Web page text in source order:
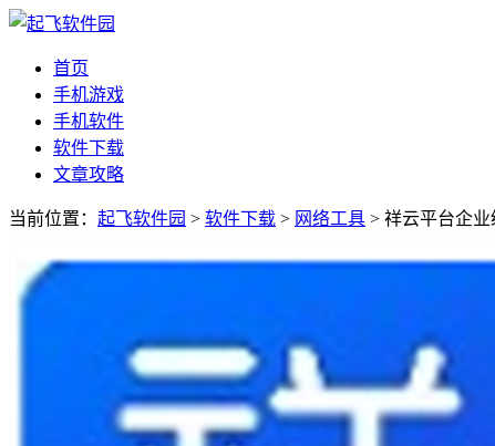
首页
手机游戏
手机软件
软件下载
文章攻略
当前位置： 起飞软件园 > 软件下载 > 网络工具 > 祥云平台企